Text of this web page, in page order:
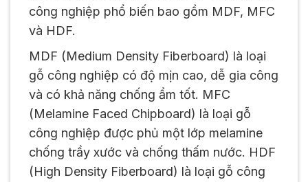
công nghiệp phổ biến bao gồm MDF, MFC
và HDF.
MDF (Medium Density Fiberboard) là loại
gỗ công nghiệp có độ mịn cao, dễ gia công
và có khả năng chống ẩm tốt. MFC
(Melamine Faced Chipboard) là loại gỗ
công nghiệp được phủ một lớp melamine
chống trầy xước và chống thấm nước. HDF
(High Density Fiberboard) là loại gỗ công